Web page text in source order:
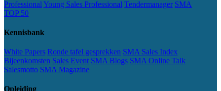
Professional Young Sales Professional Tendermanager SMA
TOP 50
Kennisbank
White Papers Ronde tafel gesprekken SMA Sales Index
Bijeenkomsten Sales Event SMA Blogs SMA Online Talk
Salesmotto SMA Magazine
Opleiding